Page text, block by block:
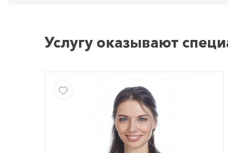
Услугу оказывают